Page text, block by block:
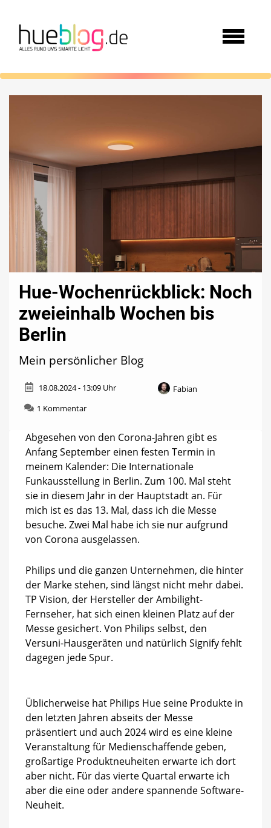
Hue-Wochenrückblick: Noch
zweieinhalb Wochen bis
Berlin
Mein persönlicher Blog
18.08.2024 - 13:09 Uhr
Fabian
1 Kommentarzu
Wochenrückblick:
Noch
zweieinhalb
Wochen
bis
Berlin
Abgesehen von den Corona-Jahren gibt es
Anfang September einen festen Termin in
meinem Kalender: Die Internationale
Funkausstellung in Berlin. Zum 100. Mal steht
sie in diesem Jahr in der Hauptstadt an. Für
mich ist es das 13. Mal, dass ich die Messe
besuche. Zwei Mal habe ich sie nur aufgrund
von Corona ausgelassen.
Philips und die ganzen Unternehmen, die hinter
der Marke stehen, sind längst nicht mehr dabei.
TP Vision, der Hersteller der Ambilight-
Fernseher, hat sich einen kleinen Platz auf der
Messe gesichert. Von Philips selbst, den
Versuni-Hausgeräten und natürlich Signify fehlt
dagegen jede Spur.
Üblicherweise hat Philips Hue seine Produkte in
den letzten Jahren abseits der Messe
präsentiert und auch 2024 wird es eine kleine
Veranstaltung für Medienschaffende geben,
großartige Produktneuheiten erwarte ich dort
aber nicht. Für das vierte Quartal erwarte ich
aber die eine oder andere spannende Software-
Neuheit.